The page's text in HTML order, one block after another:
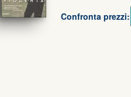
Confronta prezzi: